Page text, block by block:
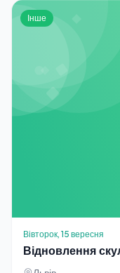
Інше
Вівторок, 15 вересня
Відновлення